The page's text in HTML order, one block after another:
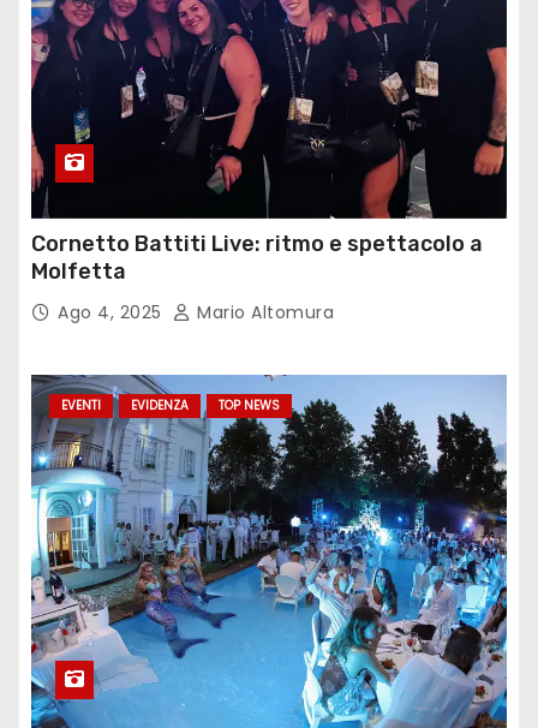
Cornetto Battiti Live: ritmo e spettacolo a
Molfetta
Ago 4, 2025 Mario Altomura
EVENTI EVIDENZA TOP NEWS